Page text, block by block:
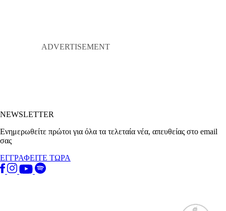
NEWSLETTER
Ενημερωθείτε πρώτοι για όλα τα τελεταία νέα, απευθείας στο email
σας
ΕΓΓΡΑΦΕΙΤΕ ΤΩΡΑ